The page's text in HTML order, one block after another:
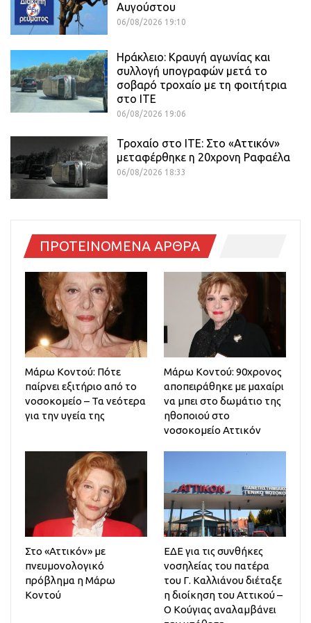
Αυγούστου
06/08/2026 19:10
Ηράκλειο: Κραυγή αγωνίας και
συλλογή υπογραφών μετά το
σοβαρό τροχαίο με τη φοιτήτρια
στο ΙΤΕ
06/08/2026 19:06
Τροχαίο στο ΙΤΕ: Στο «Αττικόν»
μεταφέρθηκε η 20χρονη Ραφαέλα
06/08/2026 18:33
ΠΡΟΤΕΙΝΟΜΕΝΑ ΑΡΘΡΑ
Μάρω Κοντού: Πότε
παίρνει εξιτήριο από το
νοσοκομείο – Τα νεότερα
για την υγεία της
Μάρω Κοντού: 90χρονος
αποπειράθηκε με μαχαίρι
να μπει στο δωμάτιο της
ηθοποιού στο
νοσοκομείο Αττικόν
Στο «Αττικόν» με
πνευμονολογικό
πρόβλημα η Μάρω
Κοντού
ΕΔΕ για τις συνθήκες
νοσηλείας του πατέρα
του Γ. Καλλιάνου διέταξε
η διοίκηση του Αττικού –
Ο Κούγιας αναλαμβάνει